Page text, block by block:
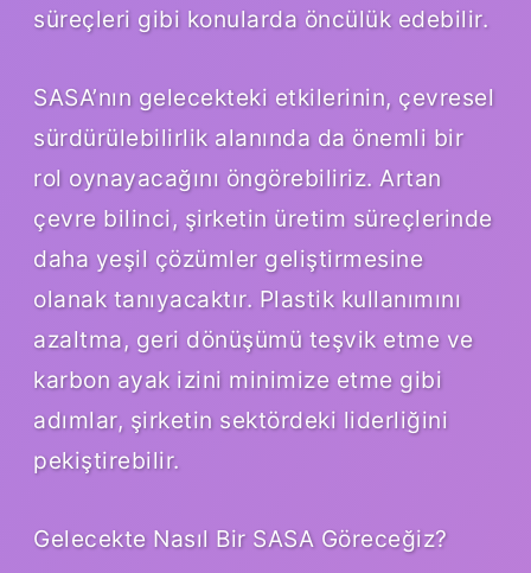
süreçleri gibi konularda öncülük edebilir.
SASA’nın gelecekteki etkilerinin, çevresel
sürdürülebilirlik alanında da önemli bir
rol oynayacağını öngörebiliriz. Artan
çevre bilinci, şirketin üretim süreçlerinde
daha yeşil çözümler geliştirmesine
olanak tanıyacaktır. Plastik kullanımını
azaltma, geri dönüşümü teşvik etme ve
karbon ayak izini minimize etme gibi
adımlar, şirketin sektördeki liderliğini
pekiştirebilir.
Gelecekte Nasıl Bir SASA Göreceğiz?